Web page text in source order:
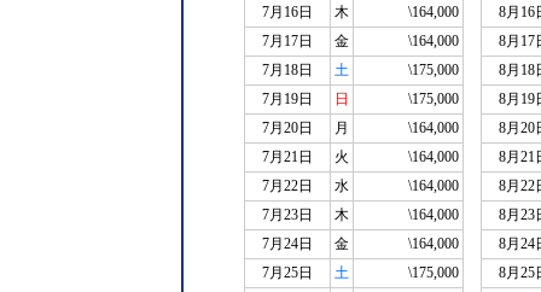
7月16日
木
\164,000
7月17日
金
\164,000
7月18日
土
\175,000
7月19日
日
\175,000
7月20日
月
\164,000
7月21日
火
\164,000
7月22日
水
\164,000
7月23日
木
\164,000
7月24日
金
\164,000
7月25日
土
\175,000
8月16
8月17
8月18
8月19
8月20
8月21
8月22
8月23
8月24
8月25